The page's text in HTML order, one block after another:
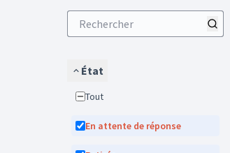
État
Tout
En attente de réponse